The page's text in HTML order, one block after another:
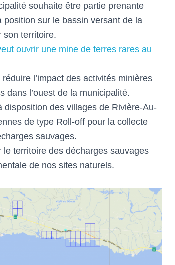
souhaite être partie prenante
sur le bassin versant de la
son territoire.
ouvrir une mine de terres rares au
l’impact des activités minières
dans l’ouest de la municipalité.
disposition des villages de Rivière-Au-
de type Roll-off pour la collecte
sauvages.
le territoire des décharges sauvages
de nos sites naturels.